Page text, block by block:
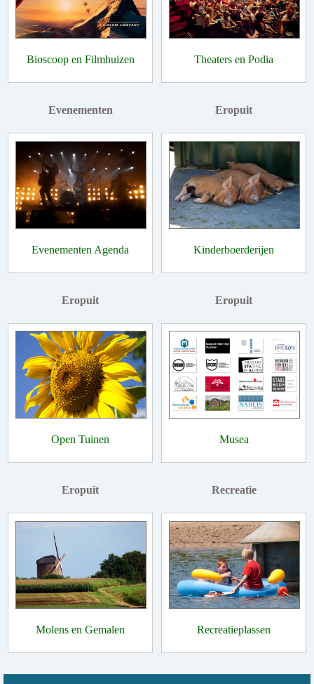
Bioscoop en Filmhuizen Theaters en Podia
Evenementen
Evenementen Agenda
Eropuit
Kinderboerderijen
Eropuit
Open Tuinen
Eropuit
Musea
Eropuit
Molens en Gemalen
Recreatie
Recreatieplassen